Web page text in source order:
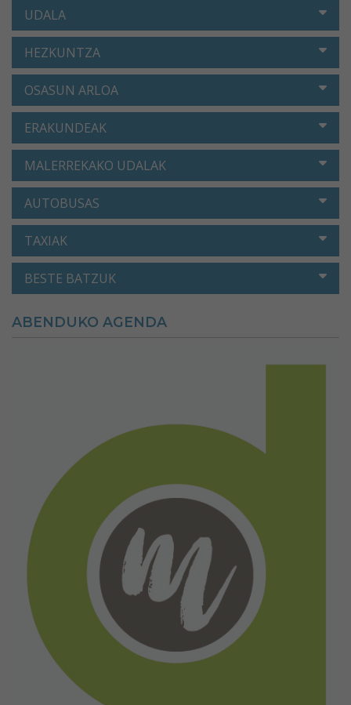
UDALA
HEZKUNTZA
OSASUN ARLOA
ERAKUNDEAK
MALERREKAKO UDALAK
AUTOBUSAS
TAXIAK
BESTE BATZUK
ABENDUKO AGENDA